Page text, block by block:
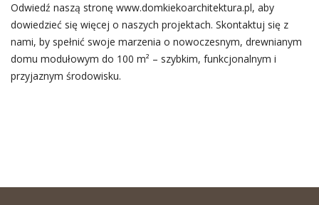
Odwiedź naszą stronę www.domkiekoarchitektura.pl, aby
dowiedzieć się więcej o naszych projektach. Skontaktuj się z
nami, by spełnić swoje marzenia o nowoczesnym, drewnianym
domu modułowym do 100 m² – szybkim, funkcjonalnym i
przyjaznym środowisku.